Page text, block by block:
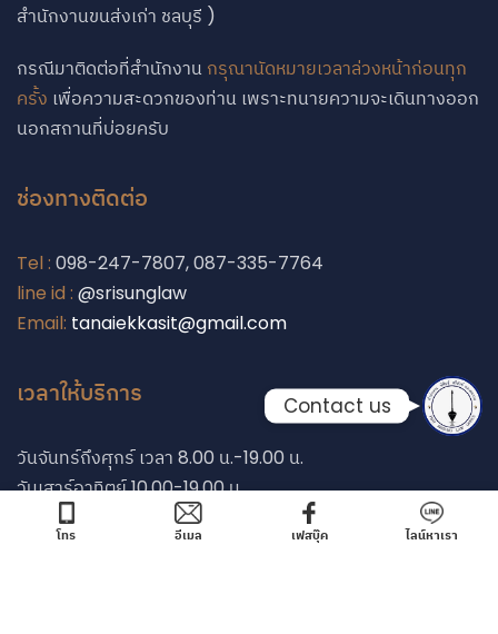
สำนักงานขนส่งเก่า ชลบุรี )
กรณีมาติดต่อที่สำนักงาน กรุณานัดหมายเวลาล่วงหน้าก่อนทุก
ครั้ง เพื่อความสะดวกของท่าน เพราะทนายความจะเดินทางออก
นอกสถานที่บ่อยครับ
ช่องทางติดต่อ
Tel : 098-247-7807, 087-335-7764
line id : @srisunglaw
Email: tanaiekkasit@gmail.com
เวลาให้บริการ
วันจันทร์ถึงศุกร์ เวลา 8.00 น.-19.00 น.
วันเสาร์อาทิตย์ 10.00-19.00 น.
โทร อีเมล เฟสบุ๊ค ไลน์หาเรา
Phone
Contact us